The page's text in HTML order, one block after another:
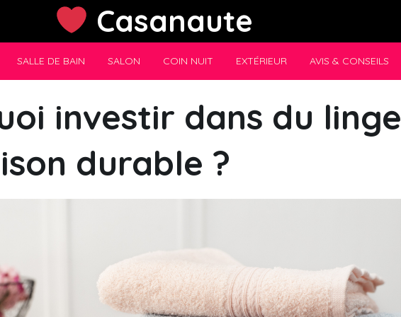
Casanaute
SALLE DE BAIN SALON COIN NUIT EXTÉRIEUR AVIS & CONSEILS
investir dans du linge
durable ?